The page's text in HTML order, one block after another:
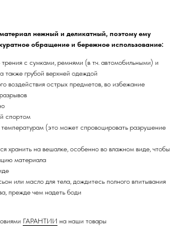
нежный и деликатный, поэтому ему
обращение и бережное использование:
с сумками, ремнями (в т.ч. автомобильными) и
также грубой верхней одеждой
воздействия острых предметов, во избежание
спортом
(это может спровоцировать разрушение
хранить на вешалке, особенно во влажном виде, чтобы
материала
или масло для тела, дождитесь полного впитывания
прежде чем надеть боди
ГАРАНТИИ на наши товары